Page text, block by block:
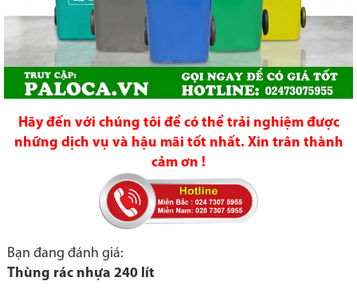
Hãy đến với chúng tôi để có thể trải nghiệm được
những dịch vụ và hậu mãi tốt nhất. Xin trân thành
cảm ơn !
Bạn đang đánh giá:
Thùng rác nhựa 240 lít